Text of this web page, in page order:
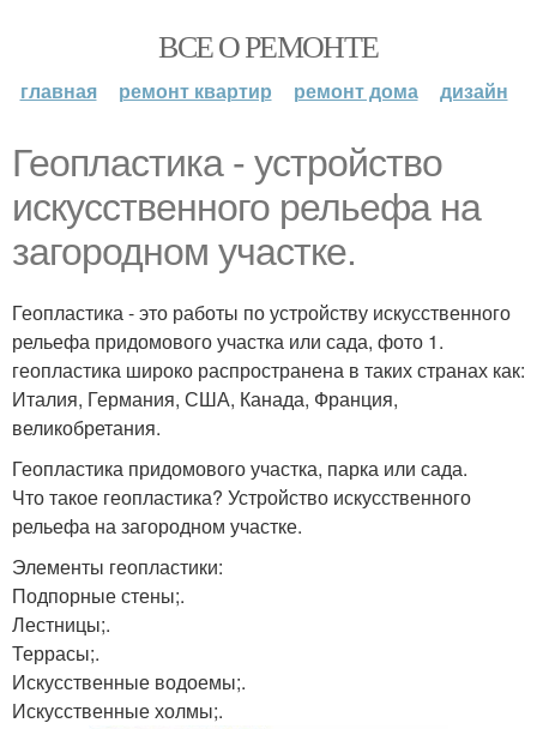
ВСЕ О РЕМОНТЕ
главная ремонт квартир ремонт дома дизайн
Геопластика - устройство
искусственного рельефа на
загородном участке.
Геопластика - это работы по устройству искусственного
рельефа придомового участка или сада, фото 1.
геопластика широко распространена в таких странах как:
Италия, Германия, США, Канада, Франция,
великобретания.
Геопластика придомового участка, парка или сада.
Что такое геопластика? Устройство искусственного
рельефа на загородном участке.
Элементы геопластики:
Подпорные стены;.
Лестницы;.
Террасы;.
Искусственные водоемы;.
Искусственные холмы;.